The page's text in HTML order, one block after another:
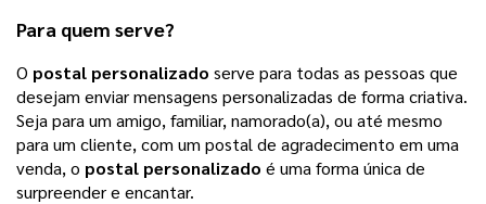
Para quem serve?
O postal personalizado serve para todas as pessoas que
desejam enviar mensagens personalizadas de forma criativa.
Seja para um amigo, familiar, namorado(a), ou até mesmo
para um cliente, com um postal de agradecimento em uma
venda, o postal personalizado é uma forma única de
surpreender e encantar.